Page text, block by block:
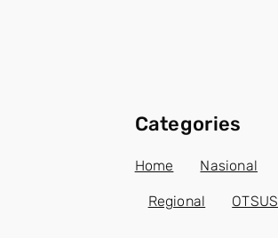
Categories
Home Nasional
Regional OTSUS